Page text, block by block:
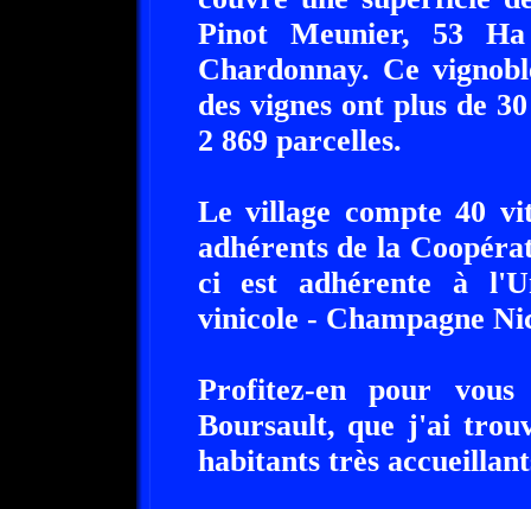
Pinot Meunier, 53
Chardonnay. Ce
des vignes ont plus de
2 869 parcelles.
Le village compte 40
adhérents de la
ci est adhérente à
vinicole - Champagne
Profitez-en pour
Boursault, que j'ai
habitants très